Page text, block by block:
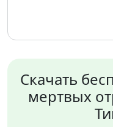
Скачать
мертвых